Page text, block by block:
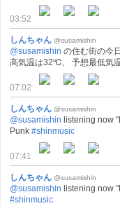
03:52
しんちゃん @susamishin
@susamishin の住む街の今
高気温は32℃、 予想最低気
07:02
しんちゃん @susamishin
@susamishin listening now
Punk #shinmusic
07:41
しんちゃん @susamishin
@susamishin listening now
#shinmusic